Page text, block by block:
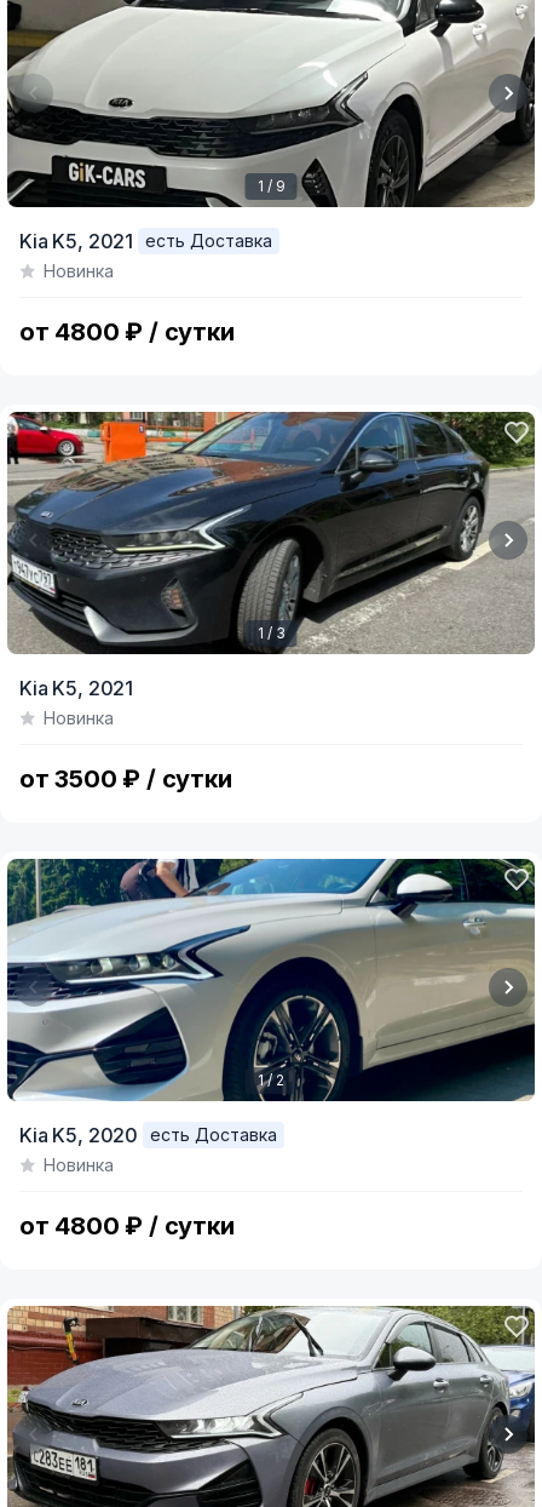
of
1 / 9
Kia K5, 2021
есть Доставка
Новинка
от 4800 ₽ / сутки
of
1 / 3
Kia K5, 2021
Новинка
от 3500 ₽ / сутки
of
1 / 2
Kia K5, 2020
есть Доставка
Новинка
от 4800 ₽ / сутки